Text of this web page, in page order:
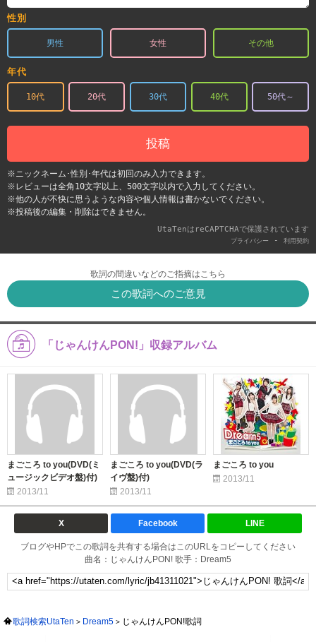
性別
男性 女性 その他
年代
10代 20代 30代 40代 50代～
投稿
※ニックネーム･性別･年代は初回のみ入力できます。
※レビューは全角10文字以上、500文字以内で入力してください。
※他の人が不快に思うような内容や個人情報は書かないでください。
※投稿後の編集・削除はできません。
UtaTenはreCAPTCHAで保護されています
プライバシー - 利用契約
歌詞の間違いなどのご指摘はこちら
この歌詞へのご意見
「じゃんけんPON!」収録アルバム
まごころ to you(DVD(ミ
ュージックビデオ盤)付)
2013/11
まごころ to you(DVD(ラ
イヴ盤)付)
2013/11
まごころ to you
2013/11
X Facebook LINE
ブログやHPでこの歌詞を共有する場合はこのURLをコピーしてください
曲名：じゃんけんPON! 歌手：Dream5
歌詞検索UtaTen Dream5 じゃんけんPON!歌詞